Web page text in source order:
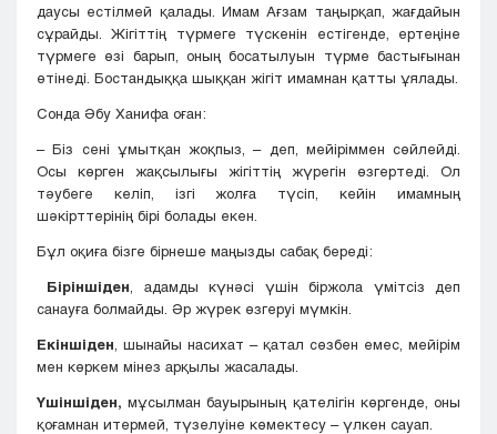
даусы естілмей қалады. Имам Ағзам таңырқап, жағдайын
сұрайды. Жігіттің түрмеге түскенін естігенде, ертеңіне
түрмеге өзі барып, оның босатылуын түрме бастығынан
өтінеді. Бостандыққа шыққан жігіт имамнан қатты ұялады.
Сонда Әбу Ханифа оған:
– Біз сені ұмытқан жоқпыз, – деп, мейіріммен сөйлейді.
Осы көрген жақсылығы жігіттің жүрегін өзгертеді. Ол
тәубеге келіп, ізгі жолға түсіп, кейін имамның
шәкірттерінің бірі болады екен.
Бұл оқиға бізге бірнеше маңызды сабақ береді:
Біріншіден , адамды күнәсі үшін біржола үмітсіз деп
санауға болмайды. Әр жүрек өзгеруі мүмкін.
Екіншіден , шынайы насихат – қатал сөзбен емес, мейірім
мен көркем мінез арқылы жасалады.
Үшіншіден, мұсылман бауырының қателігін көргенде, оны
қоғамнан итермей, түзелуіне көмектесу – үлкен сауап.